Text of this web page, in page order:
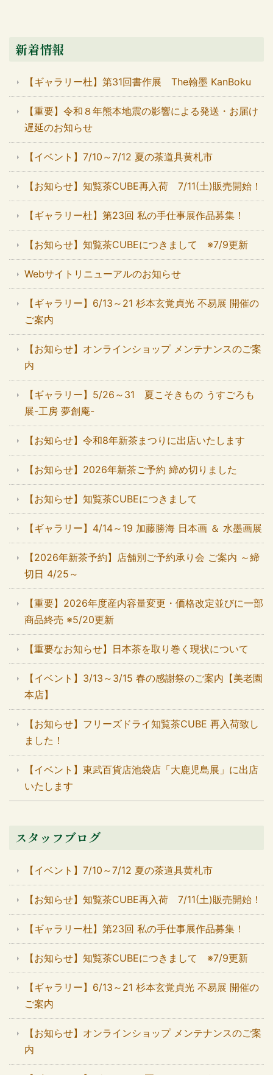
新着情報
【ギャラリー杜】第31回書作展 The翰墨 KanBoku
【重要】令和８年熊本地震の影響による発送・お届け
遅延のお知らせ
【イベント】7/10～7/12 夏の茶道具黄札市
【お知らせ】知覧茶CUBE再入荷 7/11(土)販売開始！
【ギャラリー杜】第23回 私の手仕事展作品募集！
【お知らせ】知覧茶CUBEにつきまして ※7/9更新
Webサイトリニューアルのお知らせ
【ギャラリー】6/13～21 杉本玄覚貞光 不易展 開催の
ご案内
【お知らせ】オンラインショップ メンテナンスのご案
内
【ギャラリー】5/26～31 夏こそきもの うすごろも
展-工房 夢創庵-
【お知らせ】令和8年新茶まつりに出店いたします
【お知らせ】2026年新茶ご予約 締め切りました
【お知らせ】知覧茶CUBEにつきまして
【ギャラリー】4/14～19 加藤勝海 日本画 ＆ 水墨画展
【2026年新茶予約】店舗別ご予約承り会 ご案内 ～締
切日 4/25～
【重要】2026年度産内容量変更・価格改定並びに一部
商品終売 ※5/20更新
【重要なお知らせ】日本茶を取り巻く現状について
【イベント】3/13～3/15 春の感謝祭のご案内【美老園
本店】
【お知らせ】フリーズドライ知覧茶CUBE 再入荷致し
ました！
【イベント】東武百貨店池袋店「大鹿児島展」に出店
いたします
スタッフブログ
【イベント】7/10～7/12 夏の茶道具黄札市
【お知らせ】知覧茶CUBE再入荷 7/11(土)販売開始！
【ギャラリー杜】第23回 私の手仕事展作品募集！
【お知らせ】知覧茶CUBEにつきまして ※7/9更新
【ギャラリー】6/13～21 杉本玄覚貞光 不易展 開催の
ご案内
【お知らせ】オンラインショップ メンテナンスのご案
内